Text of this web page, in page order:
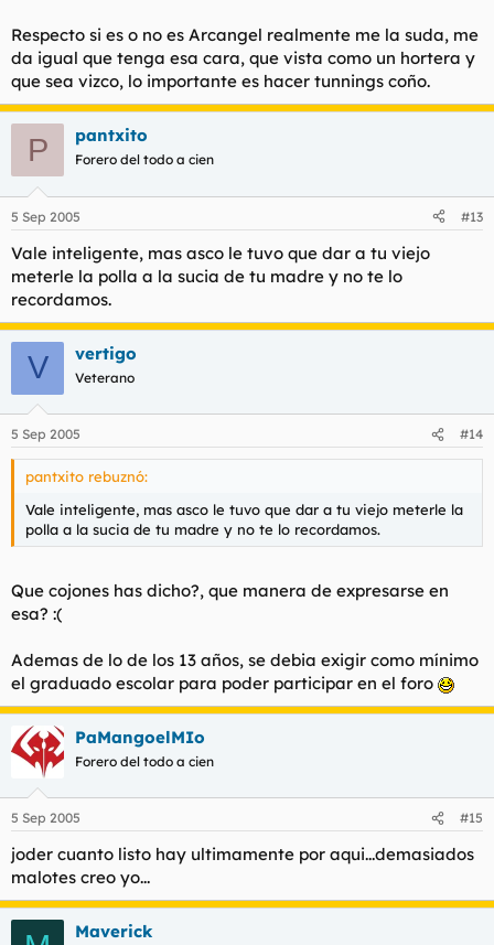
Respecto si es o no es Arcangel realmente me la suda, me
da igual que tenga esa cara, que vista como un hortera y
que sea vizco, lo importante es hacer tunnings coño.
P pantxito
Forero del todo a cien
5 Sep 2005 #13
Vale inteligente, mas asco le tuvo que dar a tu viejo
meterle la polla a la sucia de tu madre y no te lo
recordamos.
V vertigo
Veterano
5 Sep 2005 #14
pantxito rebuznó:
Vale inteligente, mas asco le tuvo que dar a tu viejo meterle la
polla a la sucia de tu madre y no te lo recordamos.
Que cojones has dicho?, que manera de expresarse en
esa? :(
Ademas de lo de los 13 años, se debia exigir como mínimo
el graduado escolar para poder participar en el foro
PaMangoelMIo
Forero del todo a cien
5 Sep 2005 #15
joder cuanto listo hay ultimamente por aqui...demasiados
malotes creo yo...
Maverick